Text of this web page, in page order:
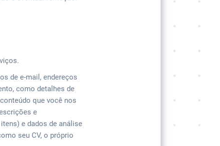
de e-mail, endereços
como detalhes de
que você nos
e
e dados de análise
seu CV, o próprio